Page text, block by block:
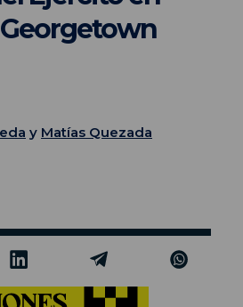
y Matías Quezada